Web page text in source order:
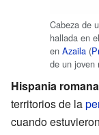
Cabeza de
hallada en
en Azaila (
de un joven
Hispania romana
territorios de la
cuando